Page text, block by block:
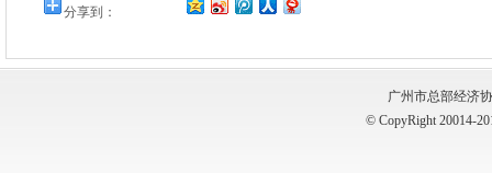
分享到：
广州市总部经济
© CopyRight 20014-